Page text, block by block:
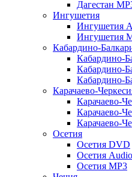
Дагестан
Ингушетия
Ингушетия
Ингушетия
Кабардино-
Кабардино-
Кабардино-
Кабардино-
Карачаево-
Карачаево-
Карачаево-
Карачаево-
Осетия
Осетия DVD
Осетия
Осетия MP3